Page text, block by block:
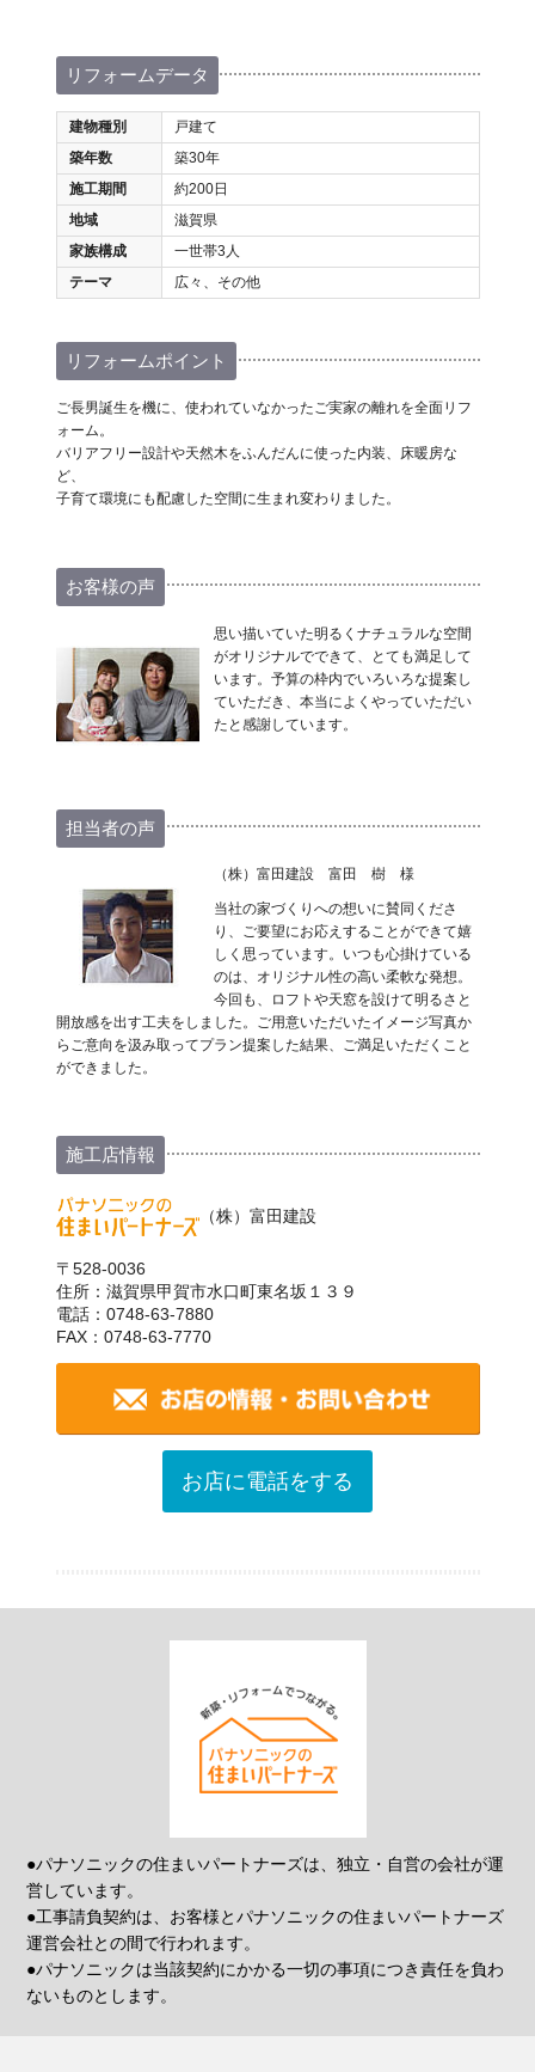
リフォームデータ
建物種別
戸建て
築年数
築30年
施工期間
約200日
地域
滋賀県
家族構成
一世帯3人
テーマ
広々、その他
リフォームポイント
ご長男誕生を機に、使われていなかったご実家の離れを全面リフ
ォーム。
バリアフリー設計や天然木をふんだんに使った内装、床暖房な
ど、
子育て環境にも配慮した空間に生まれ変わりました。
お客様の声
思い描いていた明るくナチュラルな空間
がオリジナルでできて、とても満足して
います。予算の枠内でいろいろな提案し
ていただき、本当によくやっていただい
たと感謝しています。
担当者の声
（株）富田建設 富田 樹 様
当社の家づくりへの想いに賛同くださ
り、ご要望にお応えすることができて嬉
しく思っています。いつも心掛けている
のは、オリジナル性の高い柔軟な発想。
今回も、ロフトや天窓を設けて明るさと
開放感を出す工夫をしました。ご用意いただいたイメージ写真か
らご意向を汲み取ってプラン提案した結果、ご満足いただくこと
ができました。
施工店情報
（株）富田建設
〒528-0036
住所：滋賀県甲賀市水口町東名坂１３９
電話：0748-63-7880
FAX：0748-63-7770
お店に電話をする
●パナソニックの住まいパートナーズは、独立・自営の会社が運
営しています。
●工事請負契約は、お客様とパナソニックの住まいパートナーズ
運営会社との間で行われます。
●パナソニックは当該契約にかかる一切の事項につき責任を負わ
ないものとします。